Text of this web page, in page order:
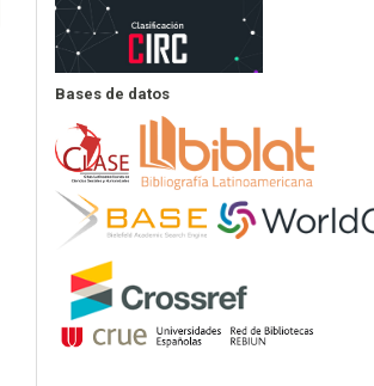
Bases de datos